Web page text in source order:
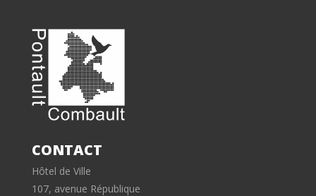
CONTACT
Hôtel de Ville
107, avenue République